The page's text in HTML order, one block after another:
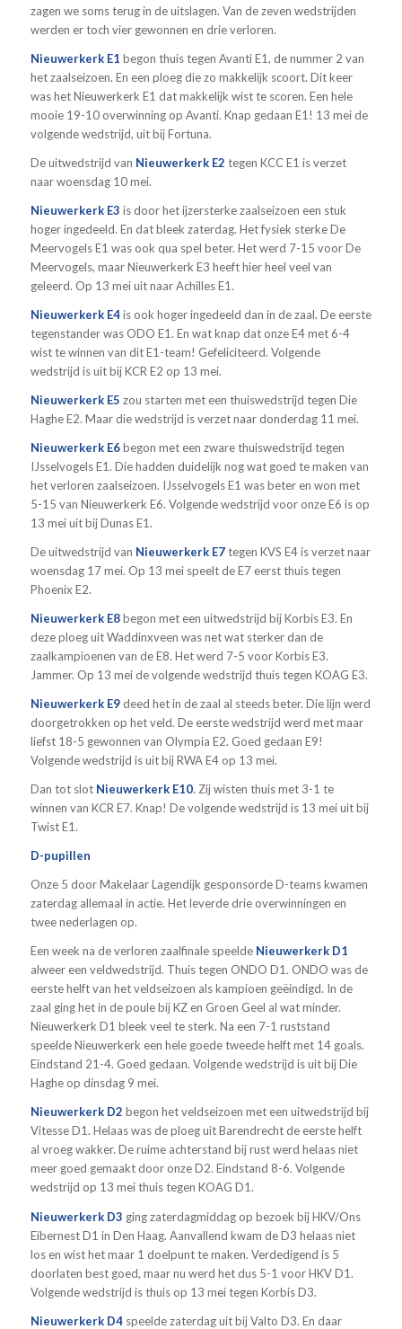
zagen we soms terug in de uitslagen. Van de zeven wedstrijden
werden er toch vier gewonnen en drie verloren.
Nieuwerkerk E1 begon thuis tegen Avanti E1, de nummer 2 van
het zaalseizoen. En een ploeg die zo makkelijk scoort. Dit keer
was het Nieuwerkerk E1 dat makkelijk wist te scoren. Een hele
mooie 19-10 overwinning op Avanti. Knap gedaan E1! 13 mei de
volgende wedstrijd, uit bij Fortuna.
De uitwedstrijd van Nieuwerkerk E2 tegen KCC E1 is verzet
naar woensdag 10 mei.
Nieuwerkerk E3 is door het ijzersterke zaalseizoen een stuk
hoger ingedeeld. En dat bleek zaterdag. Het fysiek sterke De
Meervogels E1 was ook qua spel beter. Het werd 7-15 voor De
Meervogels, maar Nieuwerkerk E3 heeft hier heel veel van
geleerd. Op 13 mei uit naar Achilles E1.
Nieuwerkerk E4is ook hoger ingedeeld dan in de zaal. De eerste
tegenstander was ODO E1. En wat knap dat onze E4 met 6-4
wist te winnen van dit E1-team! Gefeliciteerd. Volgende
wedstrijd is uit bij KCR E2 op 13 mei.
Nieuwerkerk E5 zou starten met een thuiswedstrijd tegen Die
Haghe E2. Maar die wedstrijd is verzet naar donderdag 11 mei.
Nieuwerkerk E6begon met een zware thuiswedstrijd tegen
IJsselvogels E1. Die hadden duidelijk nog wat goed te maken van
het verloren zaalseizoen. IJsselvogels E1 was beter en won met
5-15 van Nieuwerkerk E6. Volgende wedstrijd voor onze E6 is op
13 mei uit bij Dunas E1.
De uitwedstrijd van Nieuwerkerk E7tegen KVS E4 is verzet naar
woensdag 17 mei. Op 13 mei speelt de E7 eerst thuis tegen
Phoenix E2.
Nieuwerkerk E8begon met een uitwedstrijd bij Korbis E3. En
deze ploeg uit Waddinxveen was net wat sterker dan de
zaalkampioenen van de E8. Het werd 7-5 voor Korbis E3.
Jammer. Op 13 mei de volgende wedstrijd thuis tegen KOAG E3.
Nieuwerkerk E9deed het in de zaal al steeds beter. Die lijn werd
doorgetrokken op het veld. De eerste wedstrijd werd met maar
liefst 18-5 gewonnen van Olympia E2. Goed gedaan E9!
Volgende wedstrijd is uit bij RWA E4 op 13 mei.
Dan tot slot Nieuwerkerk E10. Zij wisten thuis met 3-1 te
winnen van KCR E7. Knap! De volgende wedstrijd is 13 mei uit bij
Twist E1.
D-pupillen
Onze 5 door Makelaar Lagendijk gesponsorde D-teams kwamen
zaterdag allemaal in actie. Het leverde drie overwinningen en
twee nederlagen op.
Een week na de verloren zaalfinale speelde Nieuwerkerk D1
alweer een veldwedstrijd. Thuis tegen ONDO D1. ONDO was de
eerste helft van het veldseizoen als kampioen geëindigd. In de
zaal ging het in de poule bij KZ en Groen Geel al wat minder.
Nieuwerkerk D1 bleek veel te sterk. Na een 7-1 ruststand
speelde Nieuwerkerk een hele goede tweede helft met 14 goals.
Eindstand 21-4. Goed gedaan. Volgende wedstrijd is uit bij Die
Haghe op dinsdag 9 mei.
Nieuwerkerk D2 begon het veldseizoen met een uitwedstrijd bij
Vitesse D1. Helaas was de ploeg uit Barendrecht de eerste helft
al vroeg wakker. De ruime achterstand bij rust werd helaas niet
meer goed gemaakt door onze D2. Eindstand 8-6. Volgende
wedstrijd op 13 mei thuis tegen KOAG D1.
Nieuwerkerk D3 ging zaterdagmiddag op bezoek bij HKV/Ons
Eibernest D1 in Den Haag. Aanvallend kwam de D3 helaas niet
los en wist het maar 1 doelpunt te maken. Verdedigend is 5
doorlaten best goed, maar nu werd het dus 5-1 voor HKV D1.
Volgende wedstrijd is thuis op 13 mei tegen Korbis D3.
Nieuwerkerk D4speelde zaterdag uit bij Valto D3. En daar